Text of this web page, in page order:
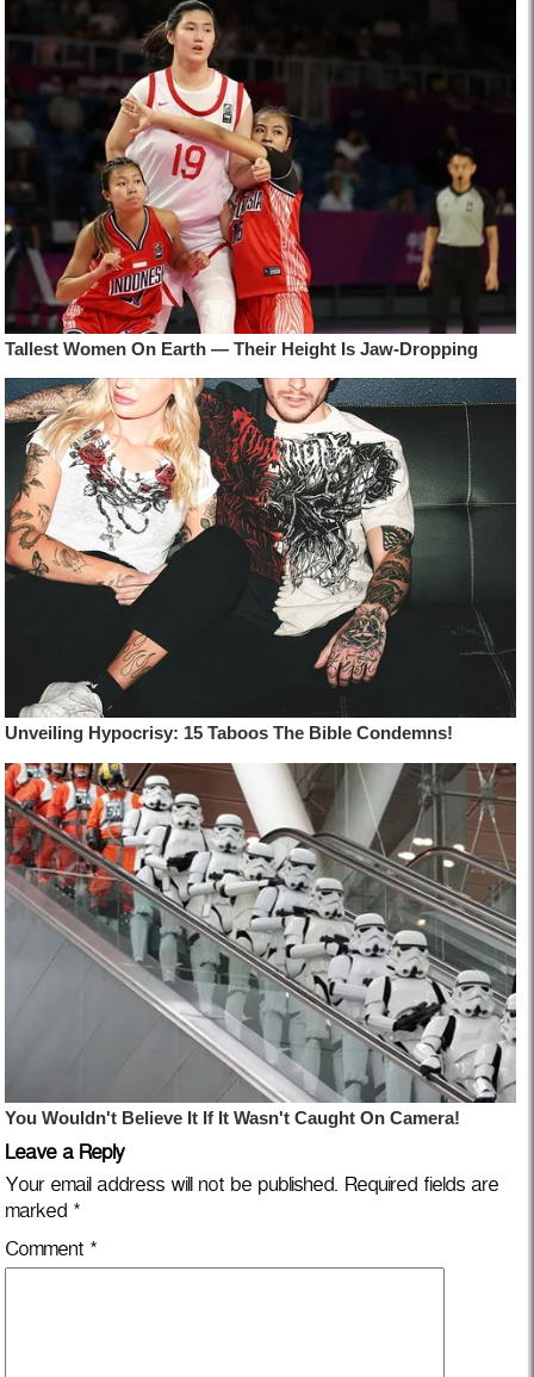
Leave a Reply
Your email address will not be published. Required fields are
marked *
Comment *